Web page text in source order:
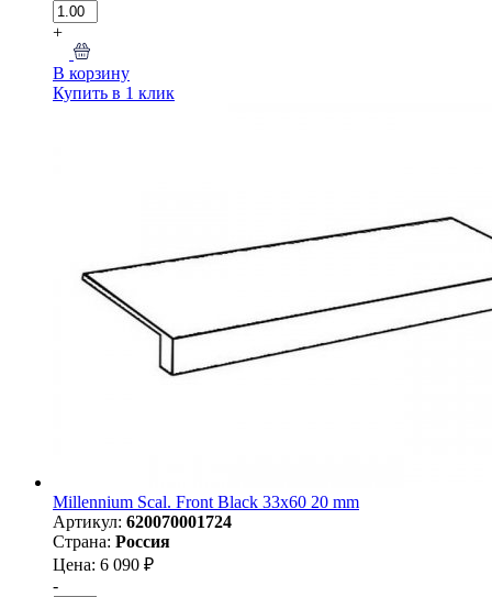
+
В корзину
Купить в 1 клик
Millennium Scal. Front Black 33x60 20 mm
Артикул: 620070001724
Страна: Россия
Цена: 6 090 ₽
-